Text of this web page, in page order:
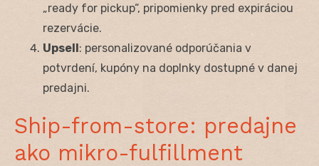
„ready for pickup“, pripomienky pred expiráciou
rezervácie.
Upsell: personalizované odporúčania v
potvrdení, kupóny na doplnky dostupné v danej
predajni.
Ship-from-store: predajne
ako mikro-fulfillment